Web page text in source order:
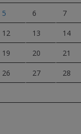
5 6 7
12 13 14
19 20 21
26 27 28